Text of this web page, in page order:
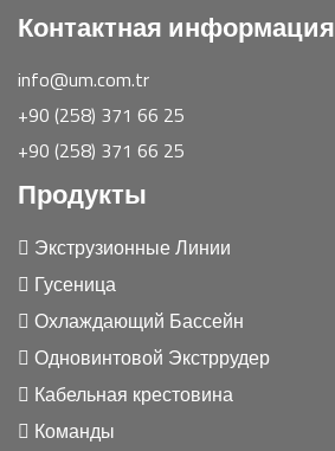
Контактная информация
info@um.com.tr
+90 (258) 371 66 25
+90 (258) 371 66 25
Продукты
Экструзионные Линии
Гусеница
Охлаждающий Бассейн
Одновинтовой Экстррудер
Кабельная крестовина
Команды